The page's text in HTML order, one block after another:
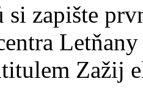
si zapište
Zažij